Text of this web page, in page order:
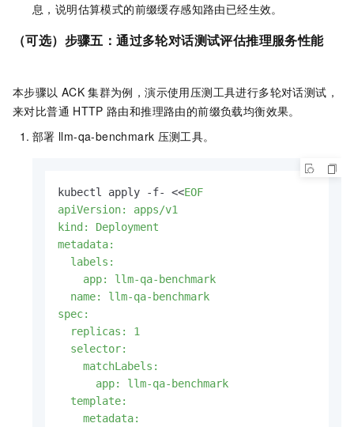
息，说明估算模式的前缀缓存感知路由已经生效。
（可选）步骤五：通过多轮对话测试评估推理服务性能
本步骤以 ACK 集群为例，演示使用压测工具进行多轮对话测试，
来对比普通 HTTP 路由和推理路由的前缀负载均衡效果。
部署 llm-qa-benchmark 压测工具。
kubectl apply -f- <<EOF
apiVersion: apps/v1
kind: Deployment
metadata:
  labels:
    app: llm-qa-benchmark
  name: llm-qa-benchmark
spec:
  replicas: 1
  selector:
    matchLabels:
      app: llm-qa-benchmark
  template:
    metadata: